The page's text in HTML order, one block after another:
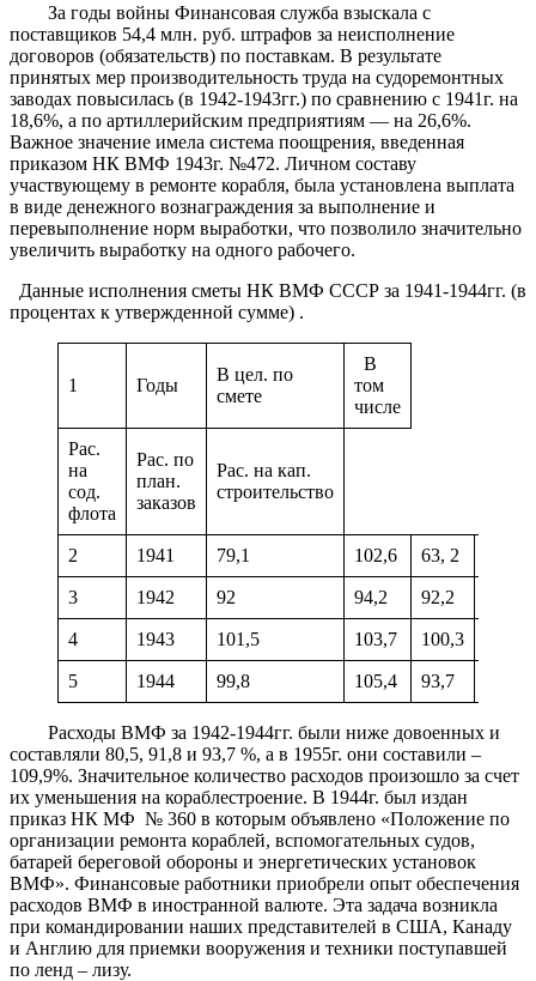
За годы войны Финансовая служба взыскала с
поставщиков 54,4 млн. руб. штрафов за неисполнение
договоров (обязательств) по поставкам. В результате
принятых мер производительность труда на судоремонтных
заводах повысилась (в 1942-1943гг.) по сравнению с 1941г. на
18,6%, а по артиллерийским предприятиям — на 26,6%.
Важное значение имела система поощрения, введенная
приказом НК ВМФ 1943г. №472. Личном составу
участвующему в ремонте корабля, была установлена выплата
в виде денежного вознаграждения за выполнение и
перевыполнение норм выработки, что позволило значительно
увеличить выработку на одного рабочего.
Данные исполнения сметы НК ВМФ СССР за 1941-1944гг. (в
процентах к утвержденной сумме) .
1 Годы
В цел. по
смете
В
том
числе
Рас.
на
сод.
флота
Рас. по
план.
заказов
Рас. на кап.
строительство
2 1941 79,1 102,6 63, 2
3 1942 92 94,2 92,2
4 1943 101,5 103,7 100,3
5 1944 99,8 105,4 93,7
Расходы ВМФ за 1942-1944гг. были ниже довоенных и
составляли 80,5, 91,8 и 93,7 %, а в 1955г. они составили –
109,9%. Значительное количество расходов произошло за счет
их уменьшения на кораблестроение. В 1944г. был издан
приказ НК МФ № 360 в которым объявлено «Положение по
организации ремонта кораблей, вспомогательных судов,
батарей береговой обороны и энергетических установок
ВМФ». Финансовые работники приобрели опыт обеспечения
расходов ВМФ в иностранной валюте. Эта задача возникла
при командировании наших представителей в США, Канаду
и Англию для приемки вооружения и техники поступавшей
по ленд – лизу.